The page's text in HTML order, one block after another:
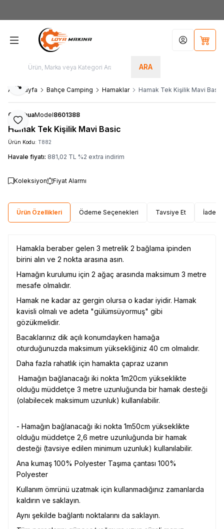
ARA
Hesabım
Ana Sayfa Bahçe Camping Hamaklar Hamak Tek Kişilik Mavi Basic
Favoriye Ekle
Paylaş
QuechuaModel8601388
Hamak Tek Kişilik Mavi Basic
Ürün Kodu: T882
Havale fiyatı: 881,02 TL %2 extra indirim
Koleksiyon Fiyat Alarmı
Ürün Özellikleri Ödeme Seçenekleri Tavsiye Et İade
Hamakla beraber gelen 3 metrelik 2 bağlama ipinden
birini alın ve 2 nokta arasına asın.
Hamağın kurulumu için 2 ağaç arasında maksimum 3 metre
mesafe olmalıdır.
Hamak ne kadar az gergin olursa o kadar iyidir. Hamak
kavisli olmalı ve adeta "gülümsüyormuş" gibi
gözükmelidir.
Bacaklarınız dik açılı konumdayken hamağa
oturduğunuzda maksimum yüksekliğiniz 40 cm olmalıdır.
Daha fazla rahatlık için hamakta çapraz uzanın
Hamağın bağlanacağı iki nokta 1m20cm yükseklikte
olduğu müddetçe 3 metre uzunluğunda bir hamak desteği
(olabilecek maksimum uzunluk) kullanılabilir.
- Hamağın bağlanacağı iki nokta 1m50cm yükseklikte
olduğu müddetçe 2,6 metre uzunluğunda bir hamak
desteği (tavsiye edilen minimum uzunluk) kullanılabilir.
Ana kumaş 100% Polyester Taşıma çantası 100%
Polyester
Kullanım ömrünü uzatmak için kullanmadığınız zamanlarda
kaldırın ve saklayın.
Aynı şekilde bağlantı noktalarını da saklayın.